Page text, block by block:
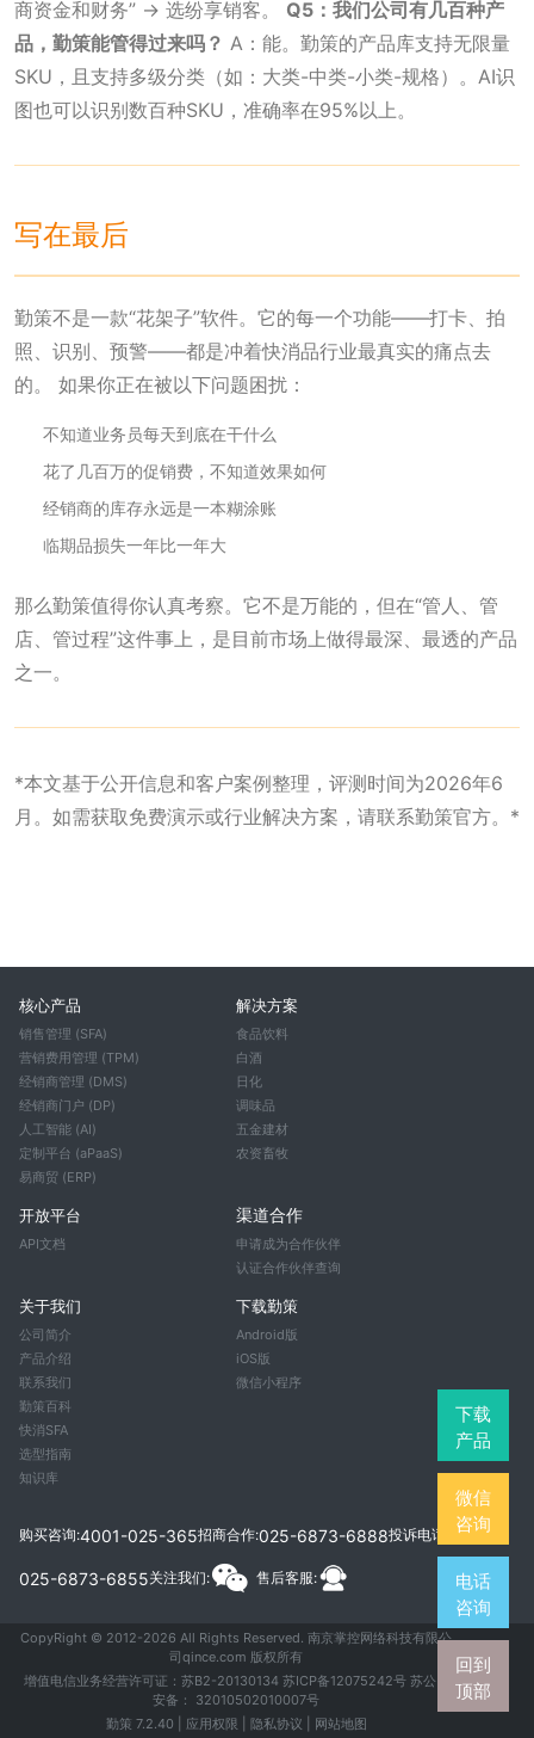
商资金和财务” → 选纷享销客。 Q5：我们公司有几百种产
品，勤策能管得过来吗？ A：能。勤策的产品库支持无限量
SKU，且支持多级分类（如：大类-中类-小类-规格）。AI识
图也可以识别数百种SKU，准确率在95%以上。
写在最后
勤策不是一款“花架子”软件。它的每一个功能——打卡、拍
照、识别、预警——都是冲着快消品行业最真实的痛点去
的。 如果你正在被以下问题困扰：
不知道业务员每天到底在干什么
花了几百万的促销费，不知道效果如何
经销商的库存永远是一本糊涂账
临期品损失一年比一年大
那么勤策值得你认真考察。它不是万能的，但在“管人、管
店、管过程”这件事上，是目前市场上做得最深、最透的产品
之一。
*本文基于公开信息和客户案例整理，评测时间为2026年6
月。如需获取免费演示或行业解决方案，请联系勤策官方。*
核心产品
销售管理 (SFA)
营销费用管理 (TPM)
经销商管理 (DMS)
经销商门户 (DP)
人工智能 (AI)
定制平台 (aPaaS)
易商贸 (ERP)
解决方案
食品饮料
白酒
日化
调味品
五金建材
农资畜牧
开放平台
API文档
渠道合作
申请成为合作伙伴
认证合作伙伴查询
关于我们
公司简介
产品介绍
联系我们
勤策百科
快消SFA
选型指南
知识库
下载勤策
Android版
iOS版
微信小程序
购买咨询:4001-025-365招商合作:025-6873-6888投诉电话:
025-6873-6855关注我们: 售后客服:
CopyRight © 2012-2026 All Rights Reserved. 南京掌控网络科技有限公
司qince.com 版权所有
增值电信业务经营许可证：苏B2-20130134 苏ICP备12075242号苏公网
安备： 32010502010007号
勤策 7.2.40 |
应用权限 隐私协议 网站地图
下载
产品
微信
咨询
电话
咨询
回到
顶部